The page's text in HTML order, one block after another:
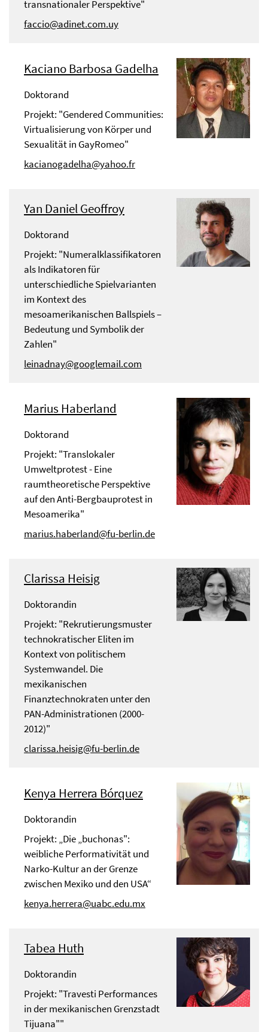
transnationaler Perspektive"
faccio@adinet.com.uy
Kaciano Barbosa Gadelha
Doktorand
Projekt: "Gendered Communities:
Virtualisierung von Körper und
Sexualität in GayRomeo"
kacianogadelha@yahoo.fr
Yan Daniel Geoffroy
Doktorand
Projekt: "Numeralklassifikatoren
als Indikatoren für
unterschiedliche Spielvarianten
im Kontext des
mesoamerikanischen Ballspiels –
Bedeutung und Symbolik der
Zahlen"
leinadnay@googlemail.com
Marius Haberland
Doktorand
Projekt: "Translokaler
Umweltprotest - Eine
raumtheoretische Perspektive
auf den Anti-Bergbauprotest in
Mesoamerika"
marius.haberland@fu-berlin.de
Clarissa Heisig
Doktorandin
Projekt: "Rekrutierungsmuster
technokratischer Eliten im
Kontext von politischem
Systemwandel. Die
mexikanischen
Finanztechnokraten unter den
PAN-Administrationen (2000-
2012)"
clarissa.heisig@fu-berlin.de
Kenya Herrera Bórquez
Doktorandin
Projekt: „Die „buchonas":
weibliche Performativität und
Narko-Kultur an der Grenze
zwischen Mexiko und den USA“
kenya.herrera@uabc.edu.mx
Tabea Huth
Doktorandin
Projekt: "Travesti Performances
in der mexikanischen Grenzstadt
Tijuana""